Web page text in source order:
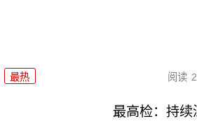
最热 阅读
最高检：持续